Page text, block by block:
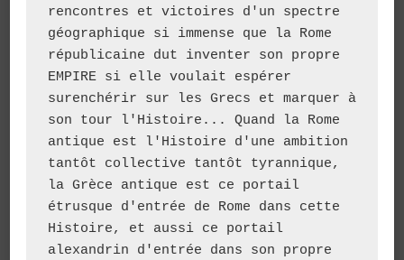
rencontres et victoires d'un spectre
géographique si immense que la Rome
républicaine dut inventer son propre
EMPIRE si elle voulait espérer
surenchérir sur les Grecs et marquer à
son tour l'Histoire... Quand la Rome
antique est l'Histoire d'une ambition
tantôt collective tantôt tyrannique,
la Grèce antique est ce portail
étrusque d'entrée de Rome dans cette
Histoire, et aussi ce portail
alexandrin d'entrée dans son propre